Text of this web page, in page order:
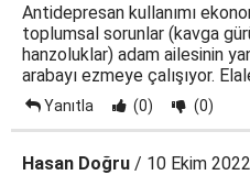
Antidepresan kullanımı
toplumsal sorunlar (kavga
hanzoluklar) adam ailesinin
arabayı ezmeye çalışıyor.
Yanıtla (0) (0)
Hasan Doğru / 10 Ekim